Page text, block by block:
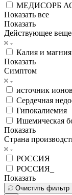
МЕДИСОРБ
Показать все
Показать
Действующее
Калия и магния
Показать
Симптом
источник
Сердечная
Гипокалиемия
Ишемическая
Показать
Страна
РОССИЯ
РОССИЯ_
Показать
Очистить фильтр